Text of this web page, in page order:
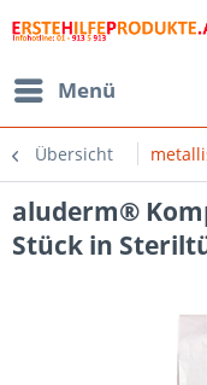
Menü
Übersicht
aluderm®
Stück in